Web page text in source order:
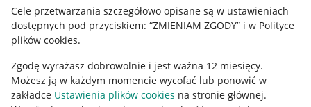
Cele przetwarzania szczegółowo opisane są w ustawieniach
dostępnych pod przyciskiem: “ZMIENIAM ZGODY” i w Polityce
plików cookies.
Zgodę wyrażasz dobrowolnie i jest ważna 12 miesięcy.
Możesz ją w każdym momencie wycofać lub ponowić w
zakładce Ustawienia plików cookies na stronie głównej.
Udostępnianie lokalizacji
Informacje dla Aktu o Usługach Cyfrowych
Pobierz aplikację